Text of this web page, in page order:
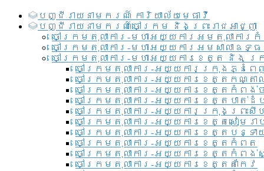
បញ្ជី​រាយ​នាមករណ៍ ការិយាល័យ​មេធាវី​
បញ្ជី​រាយ​នាមករណ៍​ចៅក្រម និងព្រះរាជអាជ្ញា
ចៅក្រមតុលាការ-មហាអយ្យការអមតុលាការ
ចៅក្រមតុលាការ-មហាអយ្យការអមសាលាឧទ្
ចៅក្រមតុលាការ-មហាអយ្យការខេត្ត និង ក្
ចៅក្រមតុលាការ-អយ្យការក្រុងភ្នំពេ
ចៅក្រមតុលាការ-អយ្យការខេត្តកណ្តា
ចៅក្រមតុលាការ-អយ្យការខេត្តកំពង់ច
ចៅក្រមតុលាការ-អយ្យការខេត្តបាត់ដំ
ចៅក្រមតុលាការ-អយ្យការ​ក្រុងព្រះសី
ចៅក្រមតុលាការ-អយ្យការខេត្តសៀមរា
ចៅក្រមតុលាការ-អយ្យការខេត្តបន្ទា
ចៅក្រមតុលាការ-អយ្យការខេត្តកំពត
ចៅក្រមតុលាការ-អយ្យការខេត្តកំពង់
ចៅក្រមតុលាការ-អយ្យការខេត្តតាកែវ